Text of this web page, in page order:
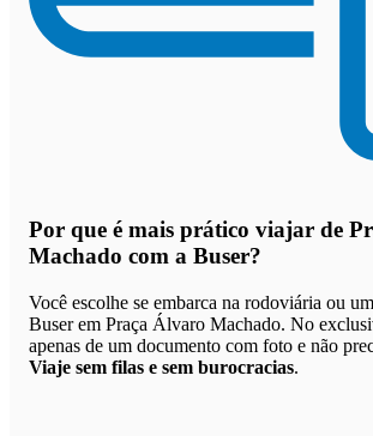
Por que é mais prático viajar de
Machado com a Buser?
Você escolhe se embarca na rodoviária ou
Buser em Praça Álvaro Machado. No
apenas de um documento com foto e não
Viaje sem filas e sem burocracias.